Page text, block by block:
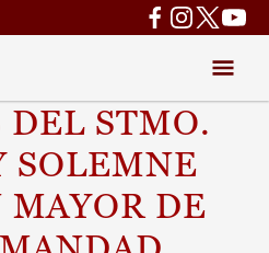
DEL STMO.
SOLEMNE
DE